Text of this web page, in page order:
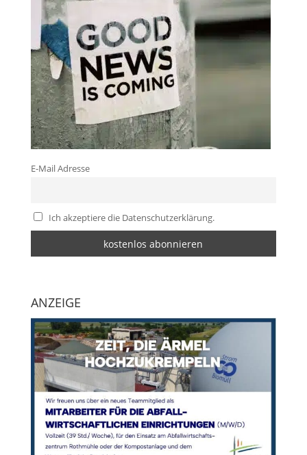
E-Mail Adresse
Ich akzeptiere die Datenschutzerklärung.
ANZEIGE